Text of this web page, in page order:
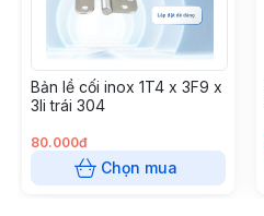
Bản lề cối inox 1T4 x 3F9 x
3li trái 304
80.000đ
Chọn mua